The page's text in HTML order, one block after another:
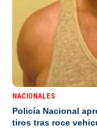
NACIONALES
Policía Nacional
tiros tras roce